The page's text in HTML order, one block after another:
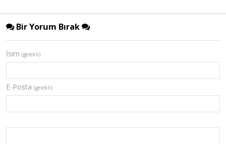
Bir Yorum Bırak
İsim (gerekli)
E-Posta (gerekli)